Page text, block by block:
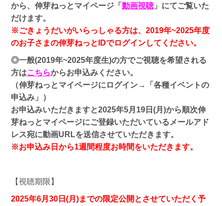
から、伸芽ねっとマイページ「 動画視聴」にてご覧いた
だけます。
※ごきょうだいがいらっしゃる方は、2019年~2025年度
のお子さまの伸芽ねっとIDでログインしてください。
◎一般(2019年~2025年度生)の方でご視聴を希望される
方はこちらからお申込みください。
（伸芽ねっとマイページにログイン→「各種イベントの
申込み」）
お申込みいただきますと2025年5月19日(月)から順次伸
芽ねっとマイページにご登録いただいているメールアド
レス宛に動画URLを送信させていただきます。
※お申込み日から1週間程度お時間をいただきます。
【視聴期限】
2025年6月30日(月)までの限定公開とさせていただく予